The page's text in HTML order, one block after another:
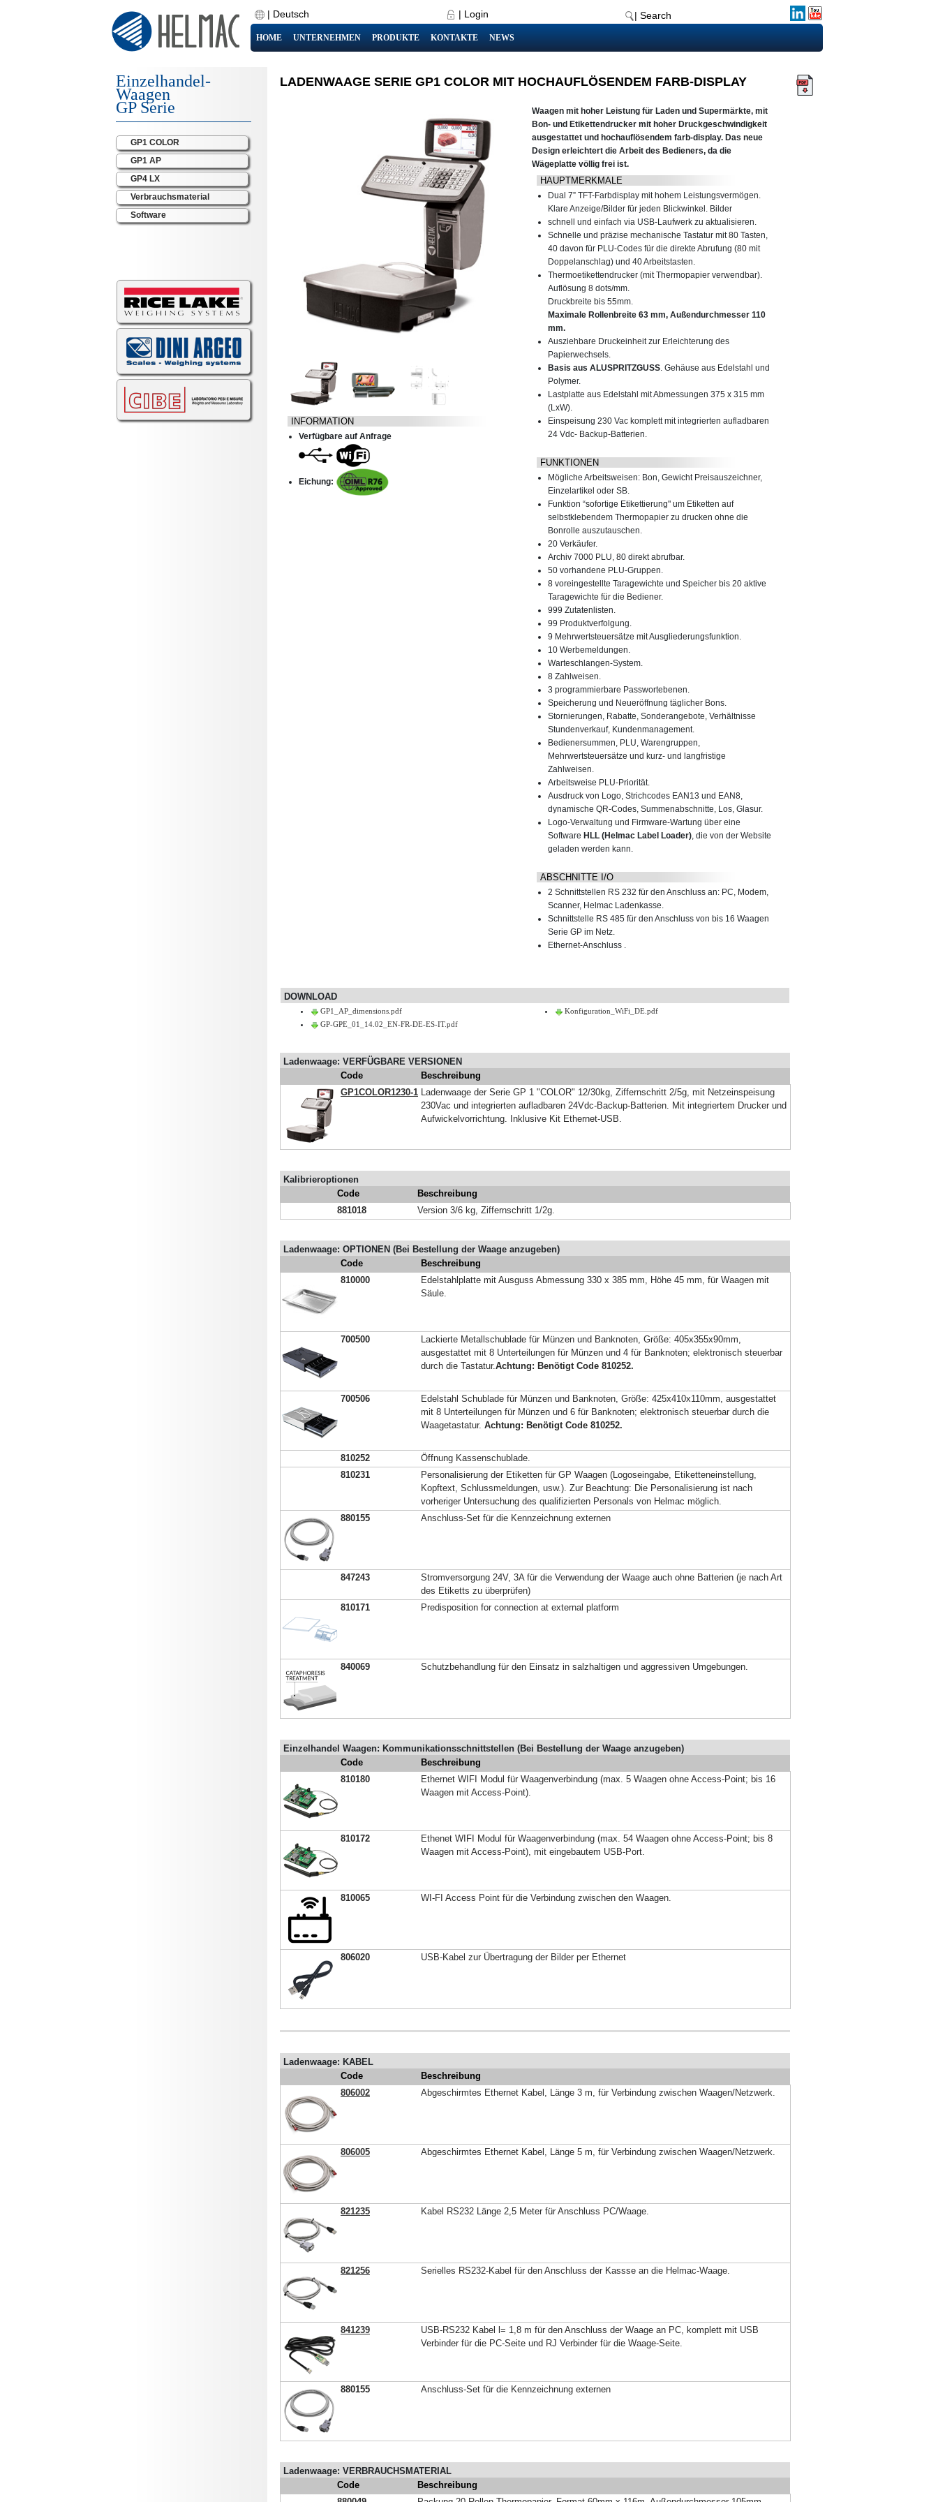
| Deutsch | Login | Search
HOME UNTERNEHMEN PRODUKTE KONTAKTE NEWS
Einzelhandel-
Waagen
GP Serie
GP1 COLOR
GP1 AP
GP4 LX
Verbrauchsmaterial
Software
LADENWAAGE SERIE GP1 COLOR MIT HOCHAUFLÖSENDEM FARB-DISPLAY
INFORMATION
Verfügbare auf Anfrage
Eichung:
Waagen mit hoher Leistung für Laden und Supermärkte, mit
Bon- und Etikettendrucker mit hoher Druckgeschwindigkeit
ausgestattet und hochauflösendem farb-display. Das neue
Design erleichtert die Arbeit des Bedieners, da die
Wägeplatte völlig frei ist.
HAUPTMERKMALE
Dual 7” TFT-Farbdisplay mit hohem Leistungsvermögen.
Klare Anzeige/Bilder für jeden Blickwinkel. Bilder
schnell und einfach via USB-Laufwerk zu aktualisieren.
Schnelle und präzise mechanische Tastatur mit 80 Tasten,
40 davon für PLU-Codes für die direkte Abrufung (80 mit
Doppelanschlag) und 40 Arbeitstasten.
Thermoetikettendrucker (mit Thermopapier verwendbar).
Auflösung 8 dots/mm.
Druckbreite bis 55mm.
Maximale Rollenbreite 63 mm, Außendurchmesser 110
mm.
Ausziehbare Druckeinheit zur Erleichterung des
Papierwechsels.
Basis aus ALUSPRITZGUSS. Gehäuse aus Edelstahl und
Polymer.
Lastplatte aus Edelstahl mit Abmessungen 375 x 315 mm
(LxW).
Einspeisung 230 Vac komplett mit integrierten aufladbaren
24 Vdc- Backup-Batterien.
FUNKTIONEN
Mögliche Arbeitsweisen: Bon, Gewicht Preisauszeichner,
Einzelartikel oder SB.
Funktion “sofortige Etikettierung" um Etiketten auf
selbstklebendem Thermopapier zu drucken ohne die
Bonrolle auszutauschen.
20 Verkäufer.
Archiv 7000 PLU, 80 direkt abrufbar.
50 vorhandene PLU-Gruppen.
8 voreingestellte Taragewichte und Speicher bis 20 aktive
Taragewichte für die Bediener.
999 Zutatenlisten.
99 Produktverfolgung.
9 Mehrwertsteuersätze mit Ausgliederungsfunktion.
10 Werbemeldungen.
Warteschlangen-System.
8 Zahlweisen.
3 programmierbare Passwortebenen.
Speicherung und Neueröffnung täglicher Bons.
Stornierungen, Rabatte, Sonderangebote, Verhältnisse
Stundenverkauf, Kundenmanagement.
Bedienersummen, PLU, Warengruppen,
Mehrwertsteuersätze und kurz- und langfristige
Zahlweisen.
Arbeitsweise PLU-Priorität.
Ausdruck von Logo, Strichcodes EAN13 und EAN8,
dynamische QR-Codes, Summenabschnitte, Los, Glasur.
Logo-Verwaltung und Firmware-Wartung über eine
Software HLL (Helmac Label Loader), die von der Website
geladen werden kann.
ABSCHNITTE I/O
2 Schnittstellen RS 232 für den Anschluss an: PC, Modem,
Scanner, Helmac Ladenkasse.
Schnittstelle RS 485 für den Anschluss von bis 16 Waagen
Serie GP im Netz.
Ethernet-Anschluss .
DOWNLOAD
GP1_AP_dimensions.pdf
Konfiguration_WiFi_DE.pdf
GP-GPE_01_14.02_EN-FR-DE-ES-IT.pdf
Ladenwaage: VERFÜGBARE VERSIONEN
Code
Beschreibung
GP1COLOR1230-1 Ladenwaage der Serie GP 1 "COLOR" 12/30kg, Ziffernschritt 2/5g, mit Netzeinspeisung
230Vac und integrierten aufladbaren 24Vdc-Backup-Batterien. Mit integriertem Drucker und
Aufwickelvorrichtung. Inklusive Kit Ethernet-USB.
Kalibrieroptionen
Code
Beschreibung
881018
Version 3/6 kg, Ziffernschritt 1/2g.
Ladenwaage: OPTIONEN (Bei Bestellung der Waage anzugeben)
Code
Beschreibung
810000
Edelstahlplatte mit Ausguss Abmessung 330 x 385 mm, Höhe 45 mm, für Waagen mit
Säule.
700500
Lackierte Metallschublade für Münzen und Banknoten, Größe: 405x355x90mm,
ausgestattet mit 8 Unterteilungen für Münzen und 4 für Banknoten; elektronisch steuerbar
durch die Tastatur.Achtung: Benötigt Code 810252.
700506
Edelstahl Schublade für Münzen und Banknoten, Größe: 425x410x110mm, ausgestattet
mit 8 Unterteilungen für Münzen und 6 für Banknoten; elektronisch steuerbar durch die
Waagetastatur. Achtung: Benötigt Code 810252.
810252
Öffnung Kassenschublade.
810231
Personalisierung der Etiketten für GP Waagen (Logoseingabe, Etiketteneinstellung,
Kopftext, Schlussmeldungen, usw.). Zur Beachtung: Die Personalisierung ist nach
vorheriger Untersuchung des qualifizierten Personals von Helmac möglich.
880155
Anschluss-Set für die Kennzeichnung externen
847243
Stromversorgung 24V, 3A für die Verwendung der Waage auch ohne Batterien (je nach Art
des Etiketts zu überprüfen)
810171
Predisposition for connection at external platform
840069 Schutzbehandlung für den Einsatz in salzhaltigen und aggressiven Umgebungen.
Einzelhandel Waagen: Kommunikationsschnittstellen (Bei Bestellung der Waage anzugeben)
Code
Beschreibung
810180
Ethernet WIFI Modul für Waagenverbindung (max. 5 Waagen ohne Access-Point; bis 16
Waagen mit Access-Point).
810172
Ethenet WIFI Modul für Waagenverbindung (max. 54 Waagen ohne Access-Point; bis 8
Waagen mit Access-Point), mit eingebautem USB-Port.
810065 WI-FI Access Point für die Verbindung zwischen den Waagen.
806020 USB-Kabel zur Übertragung der Bilder per Ethernet
Ladenwaage: KABEL
Code
Beschreibung
806002
Abgeschirmtes Ethernet Kabel, Länge 3 m, für Verbindung zwischen Waagen/Netzwerk.
806005 Abgeschirmtes Ethernet Kabel, Länge 5 m, für Verbindung zwischen Waagen/Netzwerk.
821235 Kabel RS232 Länge 2,5 Meter für Anschluss PC/Waage.
821256 Serielles RS232-Kabel für den Anschluss der Kassse an die Helmac-Waage.
841239
USB-RS232 Kabel l= 1,8 m für den Anschluss der Waage an PC, komplett mit USB
Verbinder für die PC-Seite und RJ Verbinder für die Waage-Seite.
880155 Anschluss-Set für die Kennzeichnung externen
Ladenwaage: VERBRAUCHSMATERIAL
Code
Beschreibung